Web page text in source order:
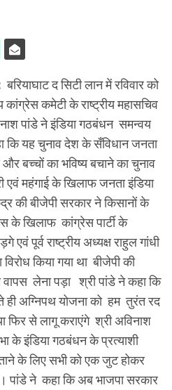
बरियाघाट द सिटी लान में रविवार को
कमेटी के राष्ट्रीय महासचिव
पांडे ने इंडिया गठबंधन समन्वय
कि यह चुनाव देश के सँविधान जनता
बच्चों का भविष्य बचाने का चुनाव
एवं महंगाई के खिलाफ जनता इंडिया
की बीजेपी सरकार ने किसानों के
के खिलाफ कांग्रेस पार्टी के
एवं पूर्व राष्ट्रीय अध्यक्ष राहुल गांधी
किया गया था बीजेपी की
लेना पड़ा श्री पांडे ने कहा कि
ही अग्निपथ योजना को हम तुरंत रद
फिर से लागू कराएंगे श्री अविनाश
के इंडिया गठबंधन के प्रत्याशी
के लिए सभी को एक जुट होकर
पांडे ने कहा कि अब भाजपा सरकार